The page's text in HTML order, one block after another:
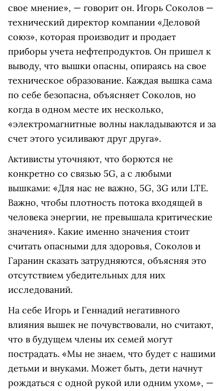
свое мнение», — говорит он. Игорь Соколов —
технический директор компании «Деловой
союз», которая производит и продает
приборы учета нефтепродуктов. Он пришел к
выводу, что вышки опасны, опираясь на свое
техническое образование. Каждая вышка сама
по себе безопасна, объясняет Соколов, но
когда в одном месте их несколько,
«электромагнитные волны накладываются и за
счет этого усиливают друг друга».
Активисты уточняют, что борются не
конкретно со связью 5G, а с любыми
вышками: «Для нас не важно, 5G, 3G или LTE.
Важно, чтобы плотность потока входящей в
человека энергии, не превышала критические
значения». Какие именно значения стоит
считать опасными для здоровья, Соколов и
Гаранин сказать затрудняются, объясняя это
отсутствием убедительных для них
исследований.
На себе Игорь и Геннадий негативного
влияния вышек не почувствовали, но считают,
что в будущем члены их семей могут
пострадать. «Мы не знаем, что будет с нашими
детьми и внуками. Может быть, дети начнут
рождаться с одной рукой или одним ухом», —